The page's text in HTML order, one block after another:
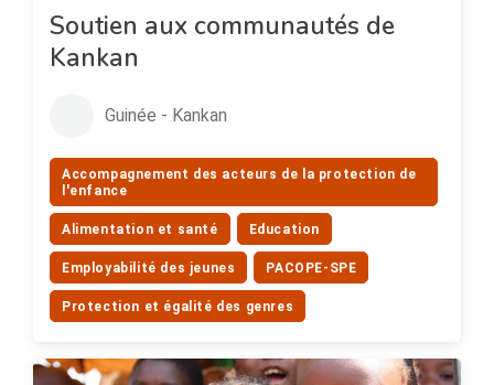
Soutien aux communautés de
Kankan
Guinée - Kankan
Accompagnement des acteurs de la protection de
l'enfance
Alimentation et santé Education
Employabilité des jeunes PACOPE-SPE
Protection et égalité des genres